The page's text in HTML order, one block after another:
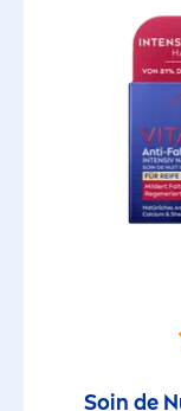
Soin de